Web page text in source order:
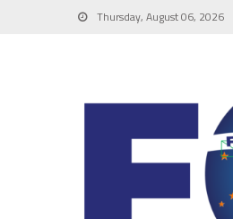
Thursday, August 06, 2026